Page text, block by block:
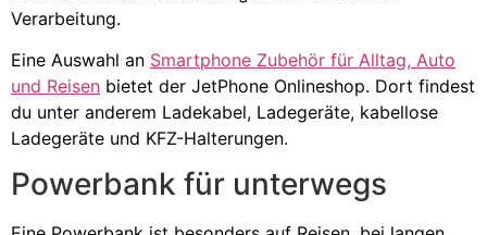
Verarbeitung.
Eine Auswahl an Smartphone Zubehör für Alltag, Auto
und Reisen bietet der JetPhone Onlineshop. Dort findest
du unter anderem Ladekabel, Ladegeräte, kabellose
Ladegeräte und KFZ-Halterungen.
Powerbank für unterwegs